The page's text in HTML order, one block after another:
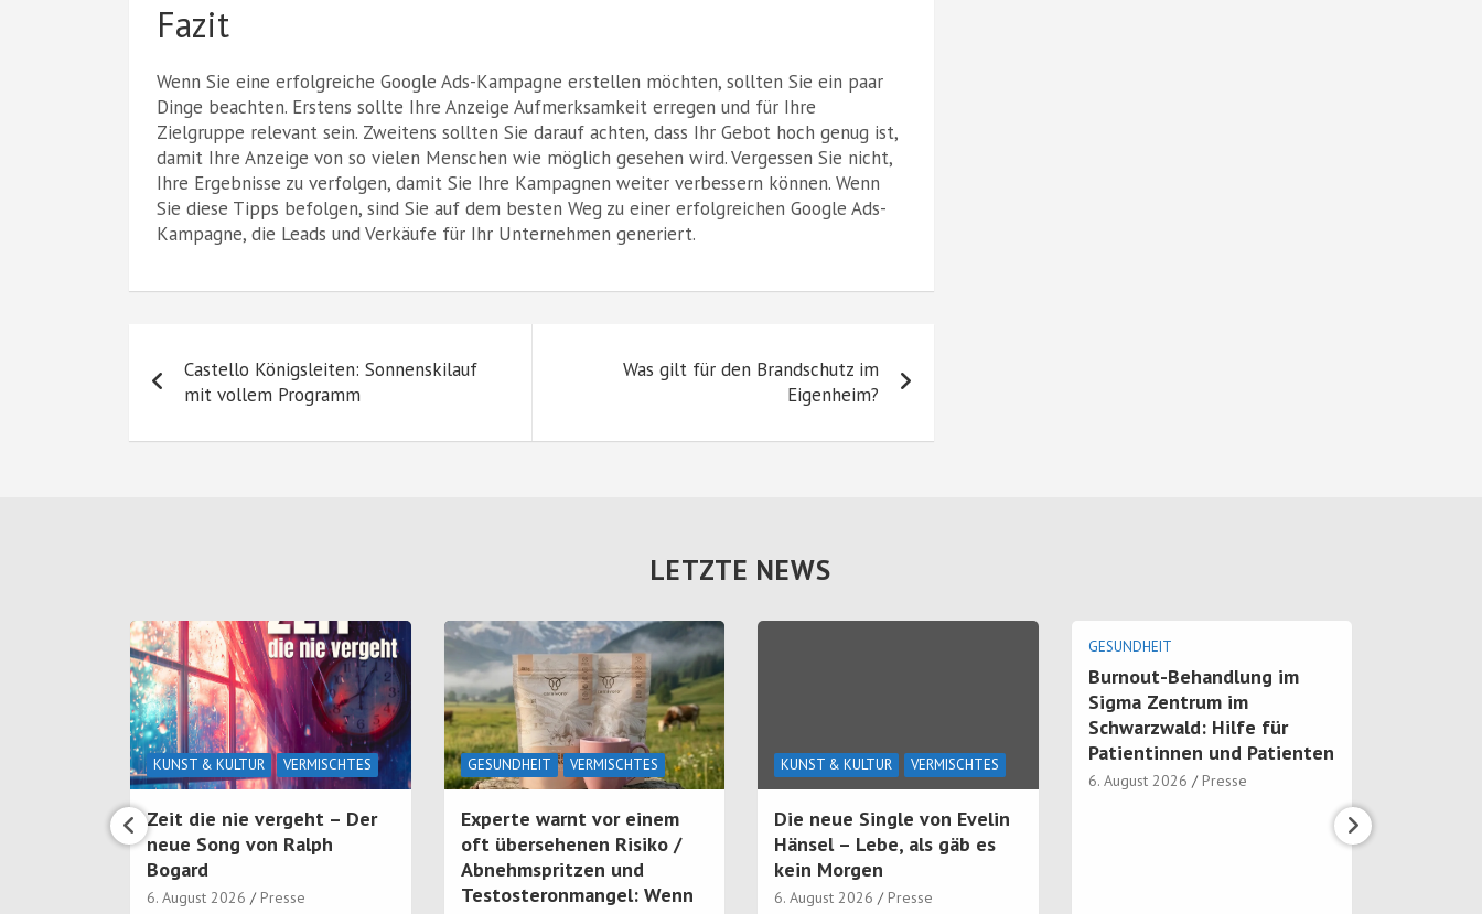
Fazit
Wenn Sie eine erfolgreiche Google Ads-Kampagne erstellen möchten, sollten Sie ein paar
Dinge beachten. Erstens sollte Ihre Anzeige Aufmerksamkeit erregen und für Ihre
Zielgruppe relevant sein. Zweitens sollten Sie darauf achten, dass Ihr Gebot hoch genug ist,
damit Ihre Anzeige von so vielen Menschen wie möglich gesehen wird. Vergessen Sie nicht,
Ihre Ergebnisse zu verfolgen, damit Sie Ihre Kampagnen weiter verbessern können. Wenn
Sie diese Tipps befolgen, sind Sie auf dem besten Weg zu einer erfolgreichen Google Ads-
Kampagne, die Leads und Verkäufe für Ihr Unternehmen generiert.
Castello Königsleiten: Sonnenskilauf
mit vollem Programm
Was gilt für den Brandschutz im
Eigenheim?
LETZTE NEWS
KUNST & KULTUR VERMISCHTES
Zeit die nie vergeht – Der
neue Song von Ralph
Bogard
6. August 2026 Presse
GESUNDHEIT VERMISCHTES
Experte warnt vor einem
oft übersehenen Risiko /
Abnehmspritzen und
Testosteronmangel: Wenn
KUNST & KULTUR VERMISCHTES
Die neue Single von Evelin
Hänsel – Lebe, als gäb es
kein Morgen
6. August 2026 Presse
GESUNDHEIT
Burnout-Behandlung im
Sigma Zentrum im
Schwarzwald: Hilfe für
Patientinnen und Patienten
6. August 2026 Presse